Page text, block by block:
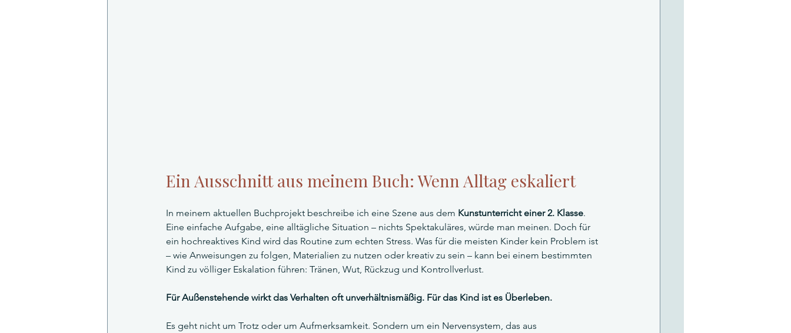
Ein Ausschnitt aus meinem Buch: Wenn Alltag eskaliert
In meinem aktuellen Buchprojekt beschreibe ich eine Szene aus dem Kunstunterricht einer 2. Klasse.
Eine einfache Aufgabe, eine alltägliche Situation – nichts Spektakuläres, würde man meinen. Doch für
ein hochreaktives Kind wird das Routine zum echten Stress. Was für die meisten Kinder kein Problem ist
– wie Anweisungen zu folgen, Materialien zu nutzen oder kreativ zu sein – kann bei einem bestimmten
Kind zu völliger Eskalation führen: Tränen, Wut, Rückzug und Kontrollverlust.
Für Außenstehende wirkt das Verhalten oft unverhältnismäßig. Für das Kind ist es Überleben.
Es geht nicht um Trotz oder um Aufmerksamkeit. Sondern um ein Nervensystem, das aus